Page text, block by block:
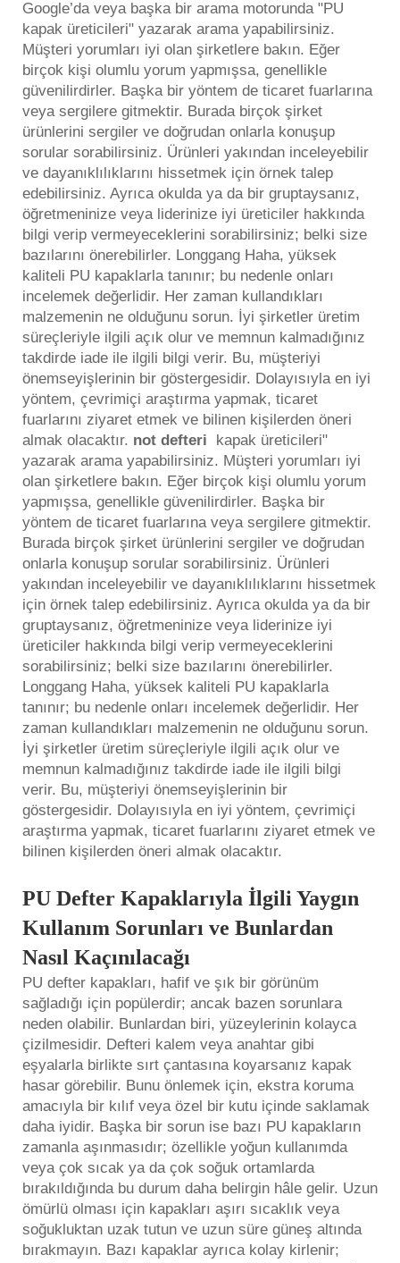
Google’da veya başka bir arama motorunda "PU
kapak üreticileri" yazarak arama yapabilirsiniz.
Müşteri yorumları iyi olan şirketlere bakın. Eğer
birçok kişi olumlu yorum yapmışsa, genellikle
güvenilirdirler. Başka bir yöntem de ticaret fuarlarına
veya sergilere gitmektir. Burada birçok şirket
ürünlerini sergiler ve doğrudan onlarla konuşup
sorular sorabilirsiniz. Ürünleri yakından inceleyebilir
ve dayanıklılıklarını hissetmek için örnek talep
edebilirsiniz. Ayrıca okulda ya da bir gruptaysanız,
öğretmeninize veya liderinize iyi üreticiler hakkında
bilgi verip vermeyeceklerini sorabilirsiniz; belki size
bazılarını önerebilirler. Longgang Haha, yüksek
kaliteli PU kapaklarla tanınır; bu nedenle onları
incelemek değerlidir. Her zaman kullandıkları
malzemenin ne olduğunu sorun. İyi şirketler üretim
süreçleriyle ilgili açık olur ve memnun kalmadığınız
takdirde iade ile ilgili bilgi verir. Bu, müşteriyi
önemseyişlerinin bir göstergesidir. Dolayısıyla en iyi
yöntem, çevrimiçi araştırma yapmak, ticaret
fuarlarını ziyaret etmek ve bilinen kişilerden öneri
almak olacaktır. not defteri
kapak üreticileri"
yazarak arama yapabilirsiniz. Müşteri yorumları iyi
olan şirketlere bakın. Eğer birçok kişi olumlu yorum
yapmışsa, genellikle güvenilirdirler. Başka bir
yöntem de ticaret fuarlarına veya sergilere gitmektir.
Burada birçok şirket ürünlerini sergiler ve doğrudan
onlarla konuşup sorular sorabilirsiniz. Ürünleri
yakından inceleyebilir ve dayanıklılıklarını hissetmek
için örnek talep edebilirsiniz. Ayrıca okulda ya da bir
gruptaysanız, öğretmeninize veya liderinize iyi
üreticiler hakkında bilgi verip vermeyeceklerini
sorabilirsiniz; belki size bazılarını önerebilirler.
Longgang Haha, yüksek kaliteli PU kapaklarla
tanınır; bu nedenle onları incelemek değerlidir. Her
zaman kullandıkları malzemenin ne olduğunu sorun.
İyi şirketler üretim süreçleriyle ilgili açık olur ve
memnun kalmadığınız takdirde iade ile ilgili bilgi
verir. Bu, müşteriyi önemseyişlerinin bir
göstergesidir. Dolayısıyla en iyi yöntem, çevrimiçi
araştırma yapmak, ticaret fuarlarını ziyaret etmek ve
bilinen kişilerden öneri almak olacaktır.
PU Defter Kapaklarıyla İlgili Yaygın
Kullanım Sorunları ve Bunlardan
Nasıl Kaçınılacağı
PU defter kapakları, hafif ve şık bir görünüm
sağladığı için popülerdir; ancak bazen sorunlara
neden olabilir. Bunlardan biri, yüzeylerinin kolayca
çizilmesidir. Defteri kalem veya anahtar gibi
eşyalarla birlikte sırt çantasına koyarsanız kapak
hasar görebilir. Bunu önlemek için, ekstra koruma
amacıyla bir kılıf veya özel bir kutu içinde saklamak
daha iyidir. Başka bir sorun ise bazı PU kapakların
zamanla aşınmasıdır; özellikle yoğun kullanımda
veya çok sıcak ya da çok soğuk ortamlarda
bırakıldığında bu durum daha belirgin hâle gelir. Uzun
ömürlü olması için kapakları aşırı sıcaklık veya
soğukluktan uzak tutun ve uzun süre güneş altında
bırakmayın. Bazı kapaklar ayrıca kolay kirlenir;